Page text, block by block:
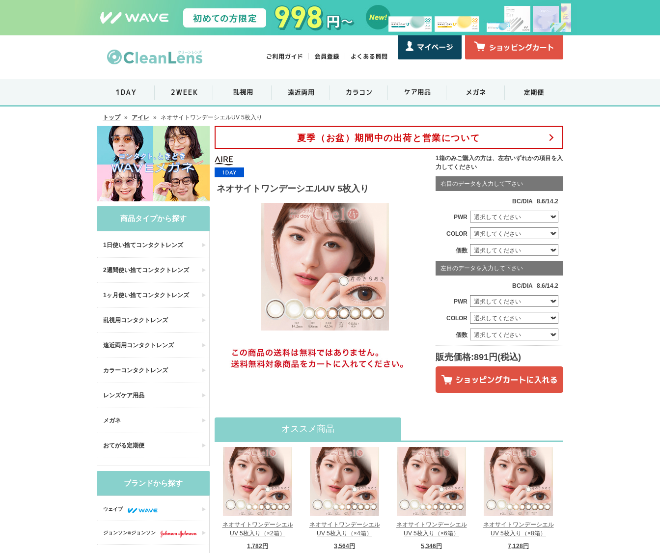
トップ » アイレ » ネオサイトワンデーシエルUV 5枚入り
商品タイプから探す
1日使い捨てコンタクトレンズ
2週間使い捨てコンタクトレンズ
1ヶ月使い捨てコンタクトレンズ
乱視用コンタクトレンズ
遠近両用コンタクトレンズ
カラーコンタクトレンズ
レンズケア用品
メガネ
おてがる定期便
ブランドから探す
ウェイブ
ジョンソン&ジョンソン
夏季（お盆）期間中の出荷と営業について
ネオサイトワンデーシエルUV 5枚入り
1箱のみご購入の方は、左右いずれかの項目を入
力してください
右目のデータを入力して下さい
BC/DIA 8.6/14.2
PWR
COLOR
個数
左目のデータを入力して下さい
BC/DIA 8.6/14.2
PWR
COLOR
個数
販売価格:891円(税込)
オススメ商品
ネオサイトワンデーシエル
UV 5枚入り（×2箱）
1,782円
ネオサイトワンデーシエル
UV 5枚入り（×4箱）
3,564円
ネオサイトワンデーシエル
UV 5枚入り（×6箱）
5,346円
ネオサイトワンデーシエル
UV 5枚入り（×8箱）
7,128円